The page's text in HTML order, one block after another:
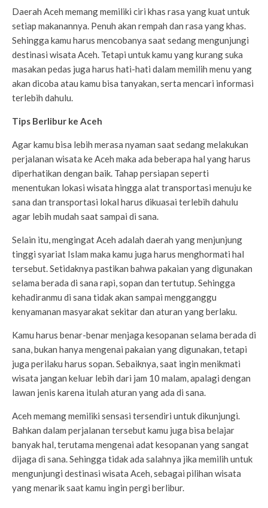
Daerah Aceh memang memiliki ciri khas rasa yang kuat untuk
setiap makanannya. Penuh akan rempah dan rasa yang khas.
Sehingga kamu harus mencobanya saat sedang mengunjungi
destinasi wisata Aceh. Tetapi untuk kamu yang kurang suka
masakan pedas juga harus hati-hati dalam memilih menu yang
akan dicoba atau kamu bisa tanyakan, serta mencari informasi
terlebih dahulu.
Tips Berlibur ke Aceh
Agar kamu bisa lebih merasa nyaman saat sedang melakukan
perjalanan wisata ke Aceh maka ada beberapa hal yang harus
diperhatikan dengan baik. Tahap persiapan seperti
menentukan lokasi wisata hingga alat transportasi menuju ke
sana dan transportasi lokal harus dikuasai terlebih dahulu
agar lebih mudah saat sampai di sana.
Selain itu, mengingat Aceh adalah daerah yang menjunjung
tinggi syariat Islam maka kamu juga harus menghormati hal
tersebut. Setidaknya pastikan bahwa pakaian yang digunakan
selama berada di sana rapi, sopan dan tertutup. Sehingga
kehadiranmu di sana tidak akan sampai mengganggu
kenyamanan masyarakat sekitar dan aturan yang berlaku.
Kamu harus benar-benar menjaga kesopanan selama berada di
sana, bukan hanya mengenai pakaian yang digunakan, tetapi
juga perilaku harus sopan. Sebaiknya, saat ingin menikmati
wisata jangan keluar lebih dari jam 10 malam, apalagi dengan
lawan jenis karena itulah aturan yang ada di sana.
Aceh memang memiliki sensasi tersendiri untuk dikunjungi.
Bahkan dalam perjalanan tersebut kamu juga bisa belajar
banyak hal, terutama mengenai adat kesopanan yang sangat
dijaga di sana. Sehingga tidak ada salahnya jika memilih untuk
mengunjungi destinasi wisata Aceh,sebagai pilihan wisata
yang menarik saat kamu ingin pergi berlibur.